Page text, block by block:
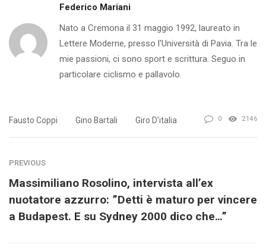
Federico Mariani
Nato a Cremona il 31 maggio 1992, laureato in
Lettere Moderne, presso l'Università di Pavia. Tra le
mie passioni, ci sono sport e scrittura. Seguo in
particolare ciclismo e pallavolo.
Fausto Coppi Gino Bartali Giro D'italia 0 2146
PREVIOUS
Massimiliano Rosolino, intervista all’ex
nuotatore azzurro: ”Detti è maturo per vincere
a Budapest. E su Sydney 2000 dico che…”